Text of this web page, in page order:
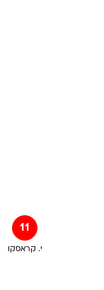
11
י. קראסקו